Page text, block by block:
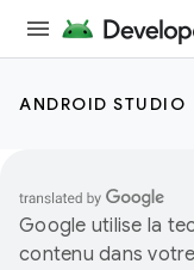
ANDROID STUDIO
Google utilise la
contenu dans